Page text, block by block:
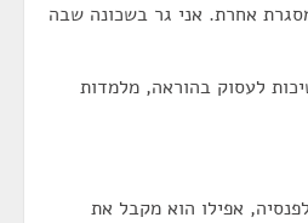
אחרת. אני גר בשכונה שבה
וכולו ממשיכות לעסוק בהוראה, מלמדות
40 או 45 יוצא לפנסיה, אפילו הוא מקבל את